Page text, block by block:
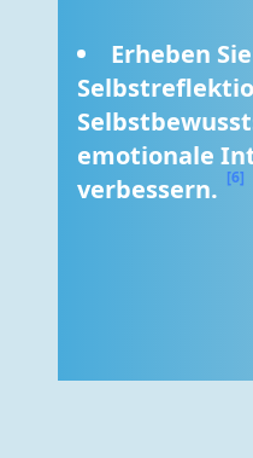
Erheben
emotionale
verbessern. [6]